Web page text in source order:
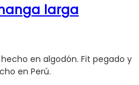
larga
en algodón. Fit pegado y
en Perú.